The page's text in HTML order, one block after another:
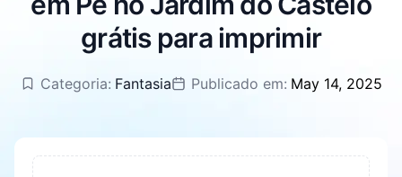
grátis para imprimir
Categoria: Fantasia Publicado em: May 14, 2025